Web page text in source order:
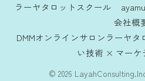
ラーヤタロットスクール
会社概
DMMオンラインサロンラーヤ
い技術 × マーケ
© 2026